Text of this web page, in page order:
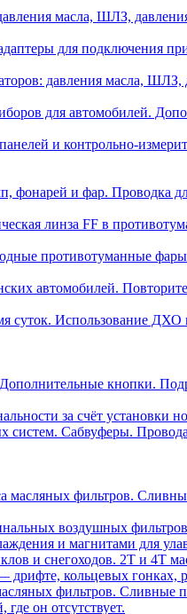
масла, ШЛЗ,
для подключения
давления масла,
для автомобилей.
и контрольно-
фонарей и фар. Проводка
линза FF в
противотуманные
автомобилей.
Использование ДХО
кнопки.
за счёт установки
систем. Сабвуферы.
масляных фильтров.
воздушных
и магнитами для
и снегоходов. 2T и 4T
кольцевых гонках,
фильтров. Сливные
он отсутствует.